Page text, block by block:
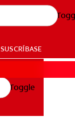
SUSCRÍBASE
Toggle